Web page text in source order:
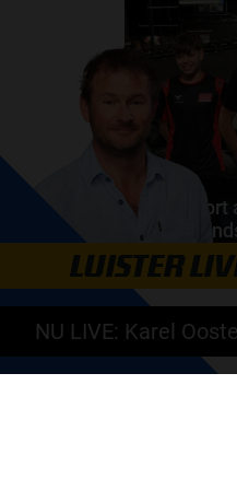
de
de
Hoe klim je
nodig om
LUISTER
NU LIVE: Karel